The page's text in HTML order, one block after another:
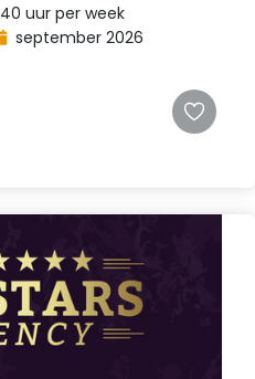
40 uur per week
september 2026